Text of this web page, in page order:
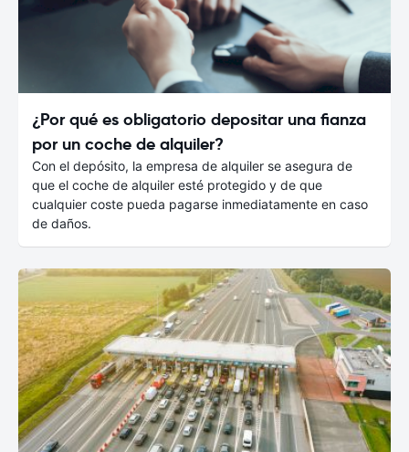
¿Por qué es obligatorio depositar una fianza
por un coche de alquiler?
Con el depósito, la empresa de alquiler se asegura de
que el coche de alquiler esté protegido y de que
cualquier coste pueda pagarse inmediatamente en caso
de daños.